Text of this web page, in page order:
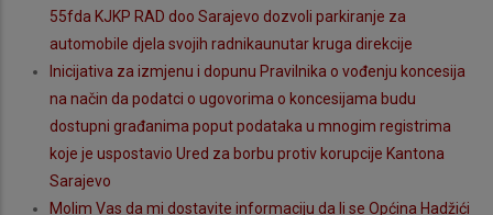
55fda KJKP RAD doo Sarajevo dozvoli parkiranje za
automobile djela svojih radnikaunutar kruga direkcije
Inicijativa za izmjenu i dopunu Pravilnika o vođenju koncesija
na način da podatci o ugovorima o koncesijama budu
dostupni građanima poput podataka u mnogim registrima
koje je uspostavio Ured za borbu protiv korupcije Kantona
Sarajevo
Molim Vas da mi dostavite informaciju da li se Općina Hadžići